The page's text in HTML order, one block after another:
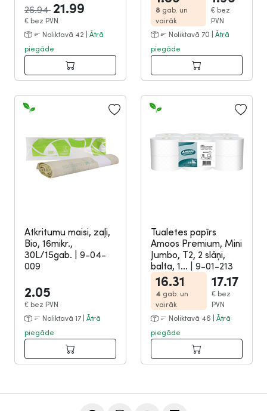
26.94 21.99
€ bez PVN
Noliktavā 42 | Ātrā
piegāde
8 gab. un
vairāk
€ bez
PVN
Noliktavā 70 | Ātrā
piegāde
Atkritumu maisi, zaļi,
Bio, 16mikr.,
30L/15gab.
9-04-
009
2.05
€ bez PVN
Noliktavā 17 | Ātrā
piegāde
Tualetes papīrs
Amoos Premium, Mini
Jumbo, T2, 2 slāņi,
balta, 1...
9-01-213
16.31
4 gab. un
vairāk
17.17
€ bez
PVN
Noliktavā 46 | Ātrā
piegāde